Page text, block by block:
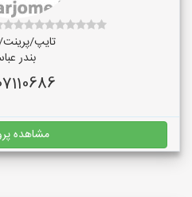
تایپ/
بندر
مشاهده